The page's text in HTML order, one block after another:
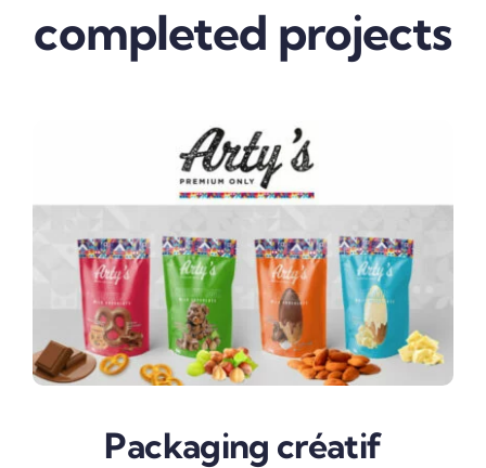
completed projects
Packaging créatif